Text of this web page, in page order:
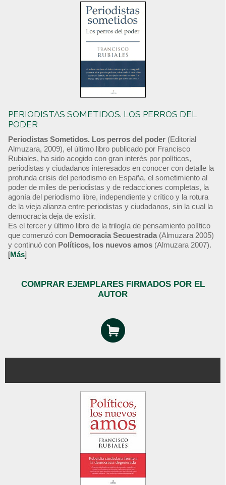
PERIODISTAS SOMETIDOS. LOS PERROS DEL
PODER
Periodistas Sometidos. Los perros del poder (Editorial
Almuzara, 2009), el último libro publicado por Francisco
Rubiales, ha sido acogido con gran interés por políticos,
periodistas y ciudadanos interesados en conocer con detalle la
profunda crisis del periodismo en España, el sometimiento al
poder de miles de periodistas y de redacciones completas, la
agonía del periodismo libre, independiente y crítico y la rotura
de la vieja alianza entre periodistas y ciudadanos, sin la cual la
democracia deja de existir.
Es el tercer y último libro de la trilogía de pensamiento político
que comenzó con Democracia Secuestrada (Almuzara 2005)
y continuó con Políticos, los nuevos amos (Almuzara 2007).
[Más]
COMPRAR EJEMPLARES FIRMADOS POR EL
AUTOR